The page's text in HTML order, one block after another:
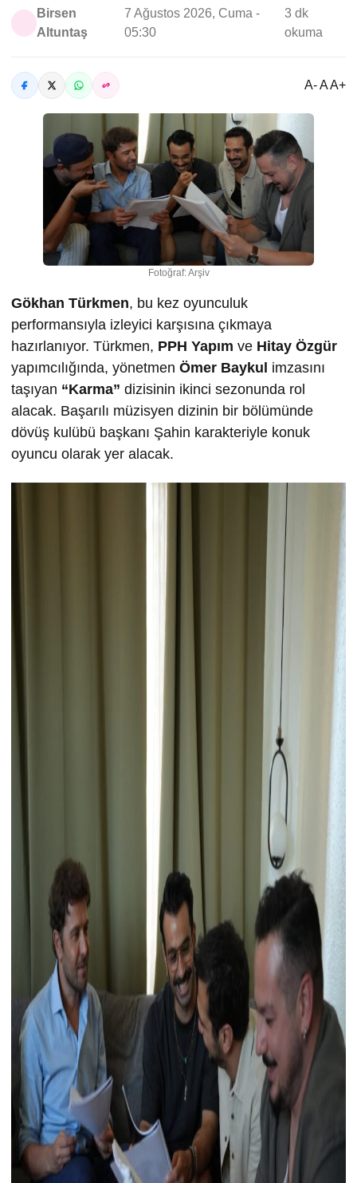
Birsen
Altuntaş
7 Ağustos 2026, Cuma -
05:30
3 dk
okuma
A- A A+
Fotoğraf: Arşiv
Gökhan Türkmen, bu kez oyunculuk
performansıyla izleyici karşısına çıkmaya
hazırlanıyor. Türkmen, PPH Yapım ve Hitay Özgür
yapımcılığında, yönetmen Ömer Baykul imzasını
taşıyan “Karma” dizisinin ikinci sezonunda rol
alacak. Başarılı müzisyen dizinin bir bölümünde
dövüş kulübü başkanı Şahin karakteriyle konuk
oyuncu olarak yer alacak.